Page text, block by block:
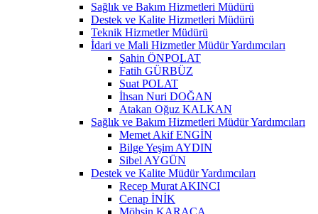
Sağlık ve Bakım Hizmetleri Müdürü
Destek ve Kalite Hizmetleri Müdürü
Teknik Hizmetler Müdürü
İdari ve Mali Hizmetler Müdür Yardımcıları
Şahin ÖNPOLAT
Fatih GÜRBÜZ
Suat POLAT
İhsan Nuri DOĞAN
Atakan Oğuz KALKAN
Sağlık ve Bakım Hizmetleri Müdür Yardımcıları
Memet Akif ENGİN
Bilge Yeşim AYDIN
Sibel AYGÜN
Destek ve Kalite Müdür Yardımcıları
Recep Murat AKINCI
Cenap İNİK
Möhsin KARACA